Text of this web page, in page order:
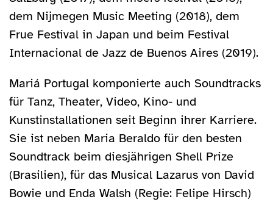
dem Nijmegen Music Meeting (2018), dem
Frue Festival in Japan und beim Festival
Internacional de Jazz de Buenos Aires (2019).
Mariá Portugal komponierte auch Soundtracks
für Tanz, Theater, Video, Kino- und
Kunstinstallationen seit Beginn ihrer Karriere.
Sie ist neben Maria Beraldo für den besten
Soundtrack beim diesjährigen Shell Prize
(Brasilien), für das Musical Lazarus von David
Bowie und Enda Walsh (Regie: Felipe Hirsch)